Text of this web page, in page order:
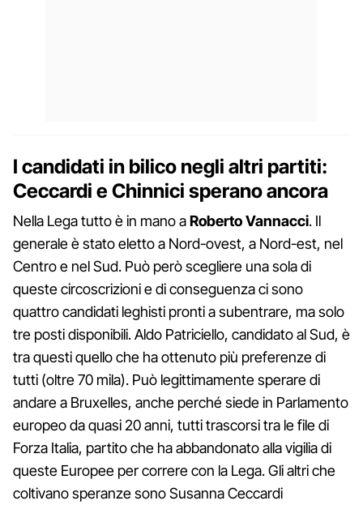
I candidati in bilico negli altri partiti:
Ceccardi e Chinnici sperano ancora
Nella Lega tutto è in mano aRobertoVannacci. Il
generale è stato eletto a Nord-ovest, a Nord-est, nel
Centro e nel Sud. Può però scegliere una sola di
queste circoscrizioni e di conseguenza ci sono
quattro candidati leghisti pronti a subentrare, ma solo
tre posti disponibili. Aldo Patriciello, candidato al Sud, è
tra questi quello che ha ottenuto più preferenze di
tutti (oltre 70 mila). Può legittimamente sperare di
andare a Bruxelles, anche perché siede in Parlamento
europeo da quasi 20 anni, tutti trascorsi tra le file di
Forza Italia, partito che ha abbandonato alla vigilia di
queste Europee per correre con la Lega. Gli altri che
coltivano speranze sono Susanna Ceccardi